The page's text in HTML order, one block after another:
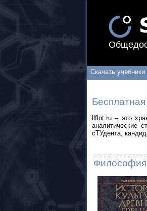
Скачать учебники
llflot.ru – это
аналитические
сТУдента,